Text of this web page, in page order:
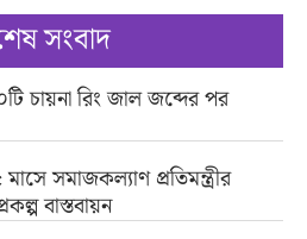
সংবাদ
চায়না রিং জাল জব্দের পর
সমাজকল্যাণ প্রতিমন্ত্রীর
বাস্তবায়ন